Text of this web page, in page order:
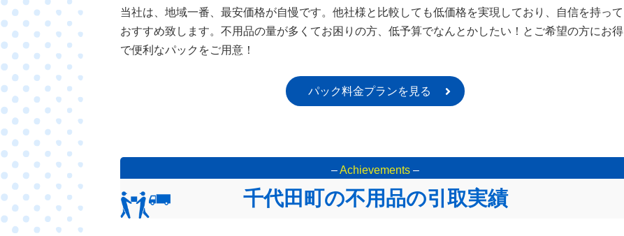
当社は、地域一番、最安価格が自慢です。他社様と比較しても低価格を実現しており、自信を持って
おすすめ致します。不用品の量が多くてお困りの方、低予算でなんとかしたい！とご希望の方にお得
で便利なパックをご用意！
パック料金プランを見る
–Achievements –
千代田町の不用品の引取実績